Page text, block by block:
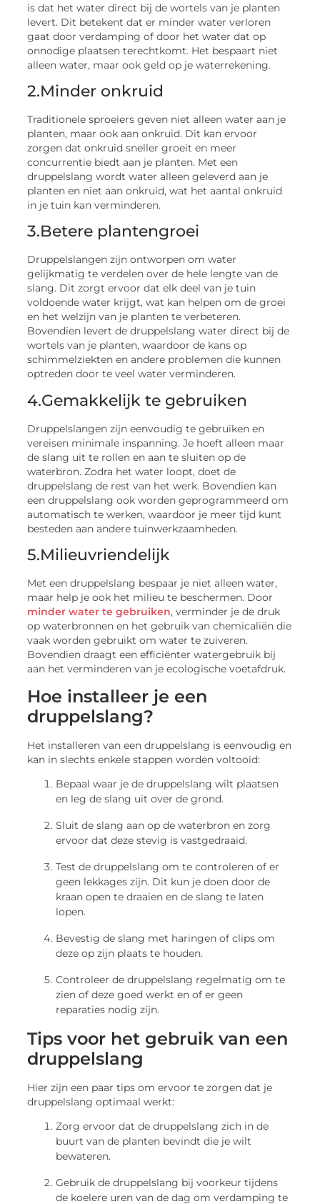
is dat het water direct bij de wortels van je planten
levert. Dit betekent dat er minder water verloren
gaat door verdamping of door het water dat op
onnodige plaatsen terechtkomt. Het bespaart niet
alleen water, maar ook geld op je waterrekening.
2.Minder onkruid
Traditionele sproeiers geven niet alleen water aan je
planten, maar ook aan onkruid. Dit kan ervoor
zorgen dat onkruid sneller groeit en meer
concurrentie biedt aan je planten. Met een
druppelslang wordt water alleen geleverd aan je
planten en niet aan onkruid, wat het aantal onkruid
in je tuin kan verminderen.
3.Betere plantengroei
Druppelslangen zijn ontworpen om water
gelijkmatig te verdelen over de hele lengte van de
slang. Dit zorgt ervoor dat elk deel van je tuin
voldoende water krijgt, wat kan helpen om de groei
en het welzijn van je planten te verbeteren.
Bovendien levert de druppelslang water direct bij de
wortels van je planten, waardoor de kans op
schimmelziekten en andere problemen die kunnen
optreden door te veel water verminderen.
4.Gemakkelijk te gebruiken
Druppelslangen zijn eenvoudig te gebruiken en
vereisen minimale inspanning. Je hoeft alleen maar
de slang uit te rollen en aan te sluiten op de
waterbron. Zodra het water loopt, doet de
druppelslang de rest van het werk. Bovendien kan
een druppelslang ook worden geprogrammeerd om
automatisch te werken, waardoor je meer tijd kunt
besteden aan andere tuinwerkzaamheden.
5.Milieuvriendelijk
Met een druppelslang bespaar je niet alleen water,
maar help je ook het milieu te beschermen. Door
minder water te gebruiken, verminder je de druk
op waterbronnen en het gebruik van chemicaliën die
vaak worden gebruikt om water te zuiveren.
Bovendien draagt ​​een efficiënter watergebruik bij
aan het verminderen van je ecologische voetafdruk.
Hoe installeer je een
druppelslang?
Het installeren van een druppelslang is eenvoudig en
kan in slechts enkele stappen worden voltooid:
Bepaal waar je de druppelslang wilt plaatsen
en leg de slang uit over de grond.
Sluit de slang aan op de waterbron en zorg
ervoor dat deze stevig is vastgedraaid.
Test de druppelslang om te controleren of er
geen lekkages zijn. Dit kun je doen door de
kraan open te draaien en de slang te laten
lopen.
Bevestig de slang met haringen of clips om
deze op zijn plaats te houden.
Controleer de druppelslang regelmatig om te
zien of deze goed werkt en of er geen
reparaties nodig zijn.
Tips voor het gebruik van een
druppelslang
Hier zijn een paar tips om ervoor te zorgen dat je
druppelslang optimaal werkt:
Zorg ervoor dat de druppelslang zich in de
buurt van de planten bevindt die je wilt
bewateren.
Gebruik de druppelslang bij voorkeur tijdens
de koelere uren van de dag om verdamping te